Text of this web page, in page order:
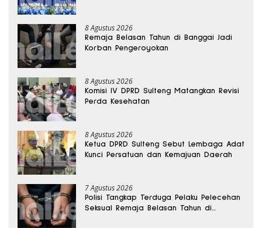
8 Agustus 2026
Remaja Belasan Tahun di Banggai Jadi
Korban Pengeroyokan
8 Agustus 2026
Komisi IV DPRD Sulteng Matangkan Revisi
Perda Kesehatan
8 Agustus 2026
Ketua DPRD Sulteng Sebut Lembaga Adat
Kunci Persatuan dan Kemajuan Daerah
7 Agustus 2026
Polisi Tangkap Terduga Pelaku Pelecehan
Seksual Remaja Belasan Tahun di